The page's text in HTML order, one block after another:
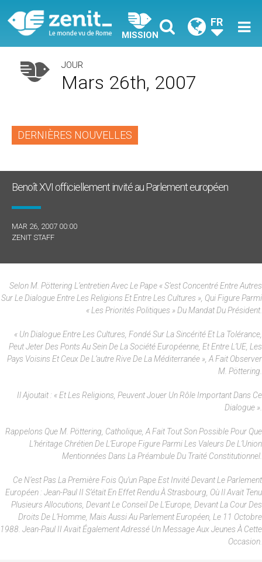
MISSION
FR
JOUR
Mars 26th, 2007
DERNIÈRES NOUVELLES
Benoît XVI officiellement invité au Parlement européen
MAR 26, 2007 00:00
ZENIT STAFF
Selon M. Pöttering L’entretien Avec Le Pape « S’est Concentré Entre Autres
Sur Le Dialogue Entre Les Religions Et Entre Les Cultures », Qui Figure Parmi
« Les Priorités Politiques » Du Mandat Du Président.
« Un Dialogue Entre Les Cultures, Fondé Sur La Sincérité Et La Tolérance,
Peut Jeter Des Ponts Au Sein De La Société Européenne, Et Entre L’UE, Les
Pays Voisins Et Ceux De L’autre Rive De La Méditerranée », A Fait Observer
M. Pöttering.
Il Ajoutait : « Et Les Religions, Peuvent Jouer Un Rôle Important Dans Ce
Dialogue ».
Rappelons Que M. Pöttering, Catholique, A Fait Tout Son Possible Pour Que
L’héritage Chrétien De L’Europe Figure Parmi Les Valeurs De L’Union
Mentionnées Dans La Préambule Du Traité Constitutionnel.
Ce N’est Pas La Première Fois Qu’un Pape Est Invité Devant Le Parlement
Européen : Jean-Paul II S’était En Effet Rendu À Strasbourg, Où Il Avait Tenu
Plusieurs Allocutions, Devant Le Conseil De L’Europe, Devant La Cour Des
Droits De L’Homme, Mais Aussi Au Parlement Européen, Le 11 Octobre
1988. Jean-Paul II Avait Également Adressé Un Message Aux Jeunes À Cette
Occasion.